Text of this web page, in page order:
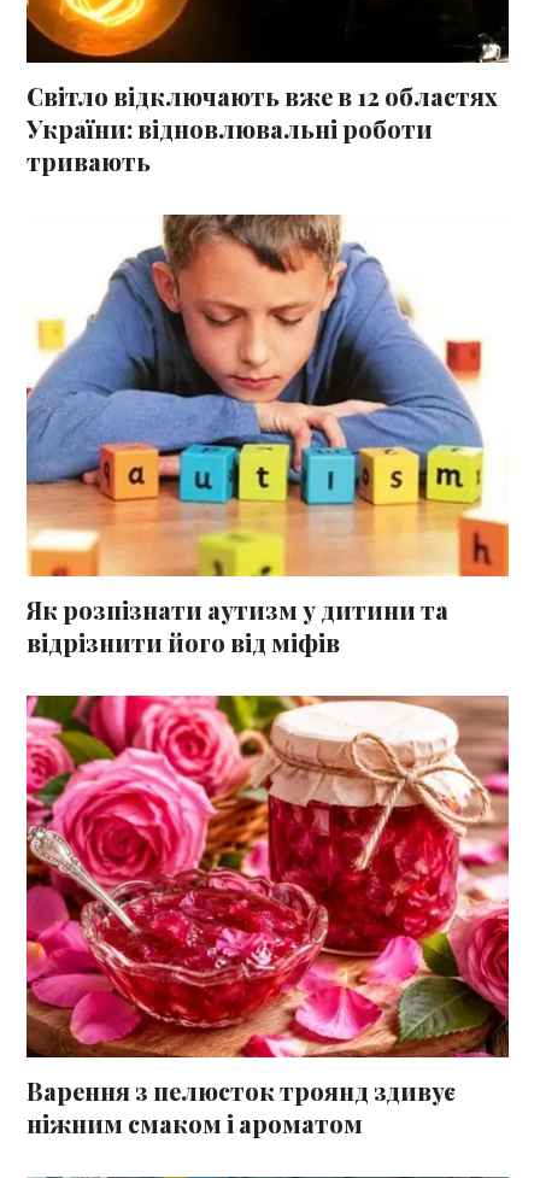
Світло відключають вже в 12 областях
України: відновлювальні роботи
тривають
Як розпізнати аутизм у дитини та
відрізнити його від міфів
Варення з пелюсток троянд здивує
ніжним смаком і ароматом